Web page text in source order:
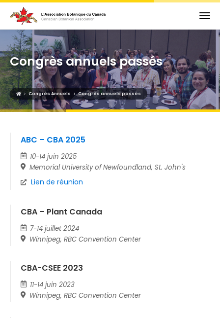
Congrès annuels passés
› Congrès Annuels › Congrès annuels passés
ABC – CBA 2025
10-14 juin 2025
Memorial University of Newfoundland, St. John's
Lien de réunion
CBA – Plant Canada
7-14 juillet 2024
Winnipeg, RBC Convention Center
CBA-CSEE 2023
11-14 juin 2023
Winnipeg, RBC Convention Center